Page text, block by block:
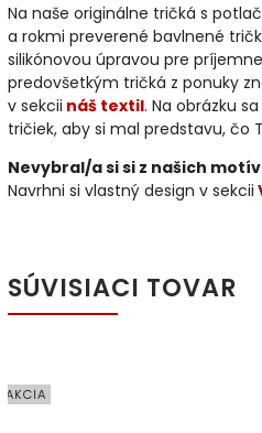
Na naše originálne tričká s
a rokmi preverené bavlnené
silikónovou úpravou pre
predovšetkým tričká z ponuky
v sekcii náš textil. Na obrázku
tričiek, aby si mal predstavu, čo
Nevybral/a si si z našich
Navrhni si vlastný design v sekcii
SÚVISIACI TOVAR
AKCIA